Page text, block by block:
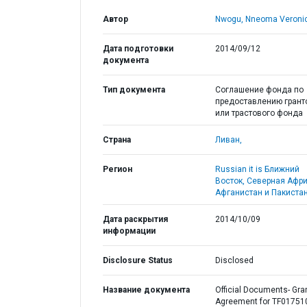
Автор Nwogu, Nneoma
Дата подготовки
документа
2014/09/12
Тип документа
Соглашение фонда по
предоставлению
или трастового фонда
Страна Ливан,
Регион
Russian it is Ближний
Восток, Северная
Афганистан и
Дата раскрытия
информации
2014/10/09
Disclosure Status Disclosed
Название документа
Official Documents-
Agreement for